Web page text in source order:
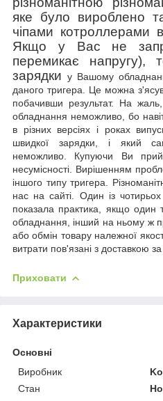
яке було вироблено
чіпами котроллерами
Якщо у Вас не
перемикає напругу),
зарядкиу Вашому
даного тригера. Це можна
побачивши результат. На
обладнання неможливо, бо
в різних версіях і роках
швидкої зарядки, і який
неможливо. Купуючи Ви
несумісності. Вирішенням
іншого типу тригера.
нас на сайті. Один із чотирьох
показала практика, якщо
обладнання, інший на ньому ж
або обмін товару належної
витрати пов'язані з доставкою
Приховати
Характеристики
Основні
Виробник
Стан